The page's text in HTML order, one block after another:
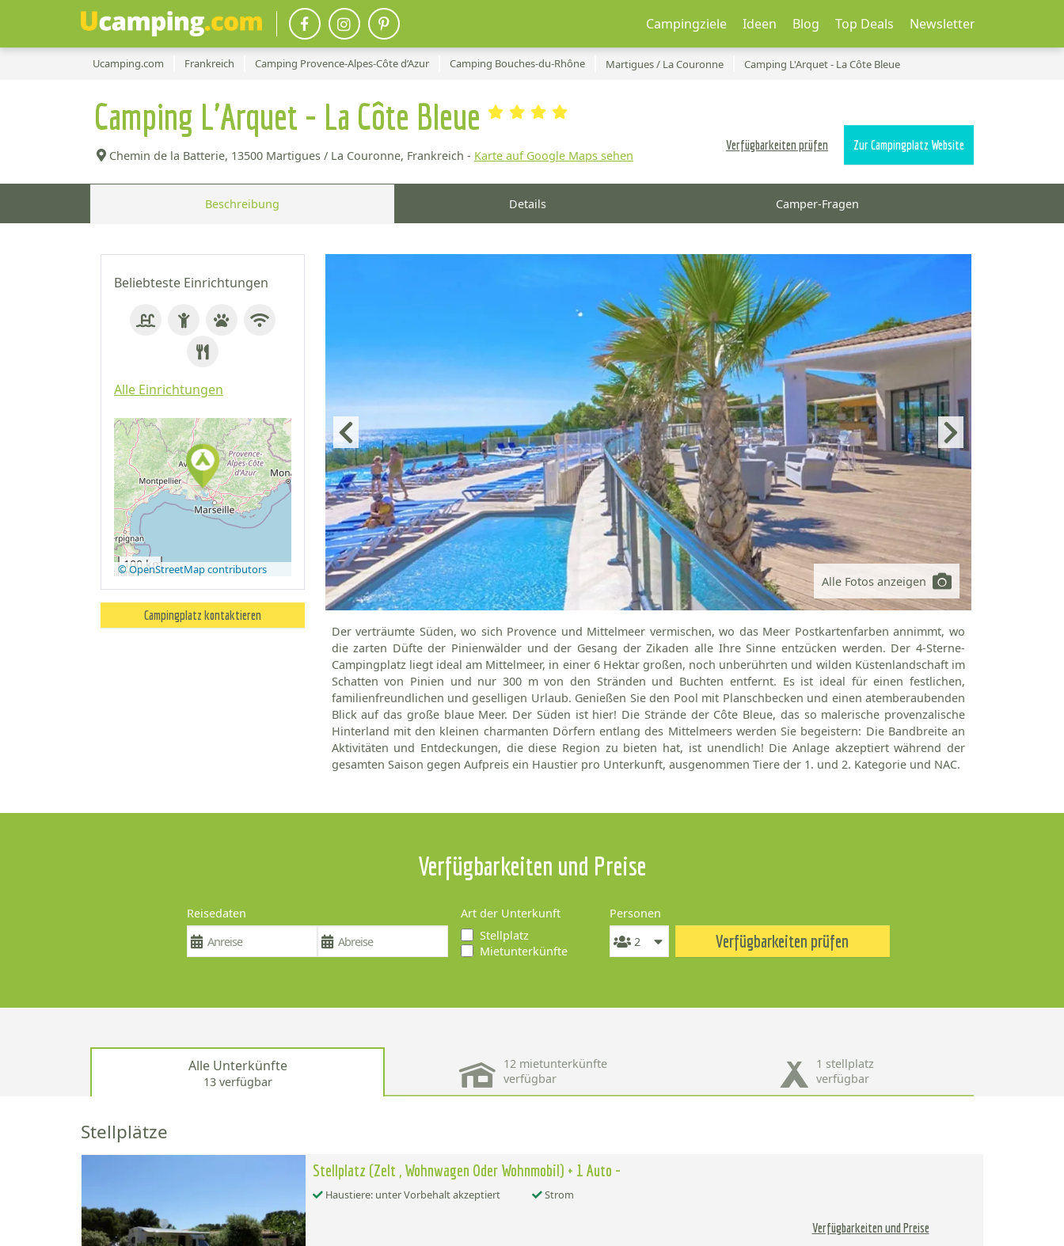
Campingziele Ideen Blog Top Deals Newsletter
Ucamping.com Frankreich Camping Provence-Alpes-Côte d’Azur Camping Bouches-du-Rhône Martigues / La Couronne Camping L'Arquet - La Côte Bleue
Camping L'Arquet - La Côte Bleue
Chemin de la Batterie, 13500 Martigues / La Couronne, Frankreich - Karte auf Google Maps sehen
Verfügbarkeiten prüfen Zur Campingplatz Website
Beschreibung Details Camper-Fragen
Beliebteste Einrichtungen
Alle Einrichtungen
Auf Google
Maps
100 km
© OpenStreetMap contributors
Campingplatz kontaktieren
Alle Fotos anzeigen
Der verträumte Süden, wo sich Provence und Mittelmeer vermischen, wo das Meer Postkartenfarben annimmt, wo
die zarten Düfte der Pinienwälder und der Gesang der Zikaden alle Ihre Sinne entzücken werden. Der 4-Sterne-
Campingplatz liegt ideal am Mittelmeer, in einer 6 Hektar großen, noch unberührten und wilden Küstenlandschaft im
Schatten von Pinien und nur 300 m von den Stränden und Buchten entfernt. Es ist ideal für einen festlichen,
familienfreundlichen und geselligen Urlaub. Genießen Sie den Pool mit Planschbecken und einen atemberaubenden
Blick auf das große blaue Meer. Der Süden ist hier! Die Strände der Côte Bleue, das so malerische provenzalische
Hinterland mit den kleinen charmanten Dörfern entlang des Mittelmeers werden Sie begeistern: Die Bandbreite an
Aktivitäten und Entdeckungen, die diese Region zu bieten hat, ist unendlich! Die Anlage akzeptiert während der
gesamten Saison gegen Aufpreis ein Haustier pro Unterkunft, ausgenommen Tiere der 1. und 2. Kategorie und NAC.
Verfügbarkeiten und Preise
Reisedaten
Art der Unterkunft
Stellplatz
Mietunterkünfte
Personen
Verfügbarkeiten prüfen
Alle Unterkünfte
13 verfügbar
12 mietunterkünfte
verfügbar
1 stellplatz
verfügbar
Stellplätze
Stellplatz (Zelt , Wohnwagen Oder Wohnmobil) + 1 Auto -
Haustiere: unter Vorbehalt akzeptiert Strom
Verfügbarkeiten und Preise